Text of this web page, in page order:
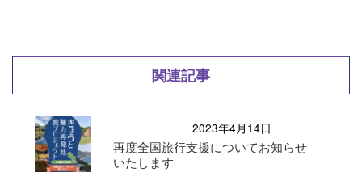
関連記事
2023年4月14日
再度全国旅行支援についてお知らせ
いたします